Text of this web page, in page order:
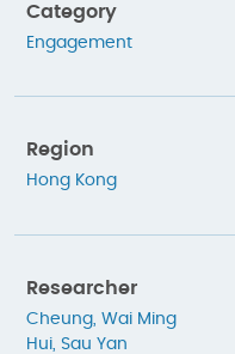
Category
Engagement
Region
Hong Kong
Researcher
Cheung, Wai Ming
Hui, Sau Yan